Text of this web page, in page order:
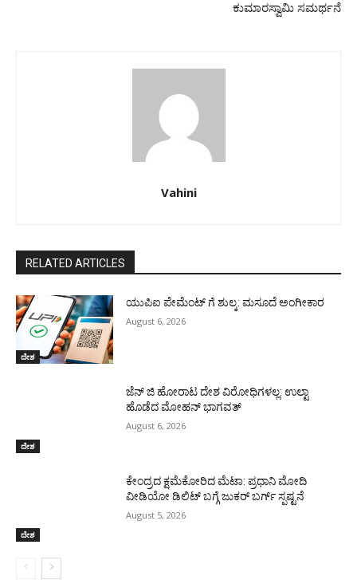
ಕುಮಾರಸ್ವಾಮಿ ಸಮರ್ಥನೆ
Vahini
RELATED ARTICLES
ದೇಶ
ಯುಪಿಐ ಪೇಮೆಂಟ್ ಗೆ ಶುಲ್ಕ: ಮಸೂದೆ ಅಂಗೀಕಾರ
August 6, 2026
ದೇಶ
ಜೆನ್ ಜಿ ಹೋರಾಟ ದೇಶ ವಿರೋಧಿಗಳಲ್ಲ: ಉಲ್ಟಾ
ಹೊಡೆದ ಮೋಹನ್ ಭಾಗವತ್
August 6, 2026
ದೇಶ
ಕೇಂದ್ರದ ಕ್ಷಮೆಕೋರಿದ ಮೆಟಾ: ಪ್ರಧಾನಿ ಮೋದಿ
ವೀಡಿಯೋ ಡಿಲಿಟ್ ಬಗ್ಗೆ ಜುಕರ್ ಬರ್ಗ್ ಸ್ಪಷ್ಟನೆ
August 5, 2026